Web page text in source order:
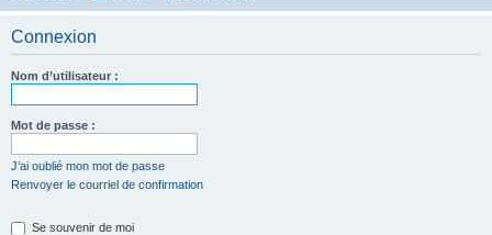
Connexion
Nom d’utilisateur :
Mot de passe :
J’ai oublié mon mot de passe
Renvoyer le courriel de confirmation
Se souvenir de moi